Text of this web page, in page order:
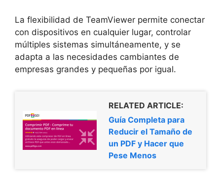
La flexibilidad de TeamViewer permite conectar
con dispositivos en cualquier lugar, controlar
múltiples sistemas simultáneamente, y se
adapta a las necesidades cambiantes de
empresas grandes y pequeñas por igual.
RELATED ARTICLE:
Guía Completa para
Reducir el Tamaño de
un PDF y Hacer que
Pese Menos